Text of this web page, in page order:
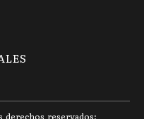
derechos reservados: